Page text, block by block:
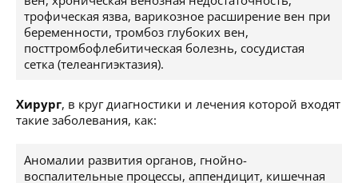
трофическая язва, варикозное расширение вен при
беременности, тромбоз глубоких вен,
посттромбофлебитическая болезнь, сосудистая
сетка (телеангиэктазия).
Хирург, в круг диагностики и лечения которой входят
такие заболевания, как:
Аномалии развития органов, гнойно-
воспалительные процессы, аппендицит, кишечная